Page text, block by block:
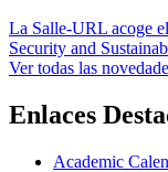
La Salle-URL acoge
Security and
Ver todas las
Enlaces
Academic